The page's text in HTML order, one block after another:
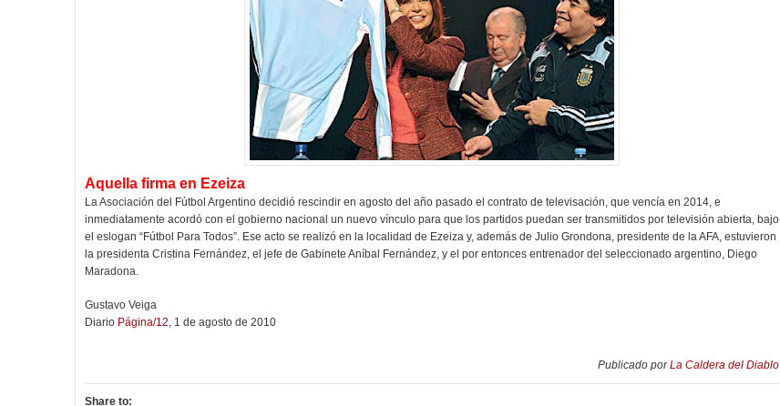
Aquella firma en Ezeiza
La Asociación del Fútbol Argentino decidió rescindir en agosto del año pasado el contrato de televisación, que vencía en 2014, e
inmediatamente acordó con el gobierno nacional un nuevo vínculo para que los partidos puedan ser transmitidos por televisión abierta, bajo
el eslogan “Fútbol Para Todos”. Ese acto se realizó en la localidad de Ezeiza y, además de Julio Grondona, presidente de la AFA, estuvieron
la presidenta Cristina Fernández, el jefe de Gabinete Aníbal Fernández, y el por entonces entrenador del seleccionado argentino, Diego
Maradona.
Gustavo Veiga
Diario Página/12, 1 de agosto de 2010
Publicado porLa Caldera del Diablo
Share to: